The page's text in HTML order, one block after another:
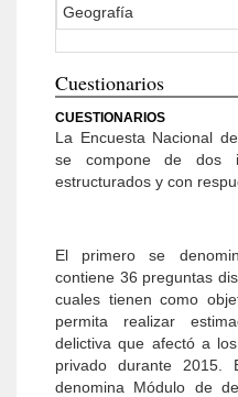
Geografía
Cuestionarios
CUESTIONARIOS
La Encuesta Nacional
se compone de dos
estructurados y con
El primero se
contiene 36 preguntas
cuales tienen como
permita realizar
delictiva que afectó a
privado durante 2015.
denomina Módulo de